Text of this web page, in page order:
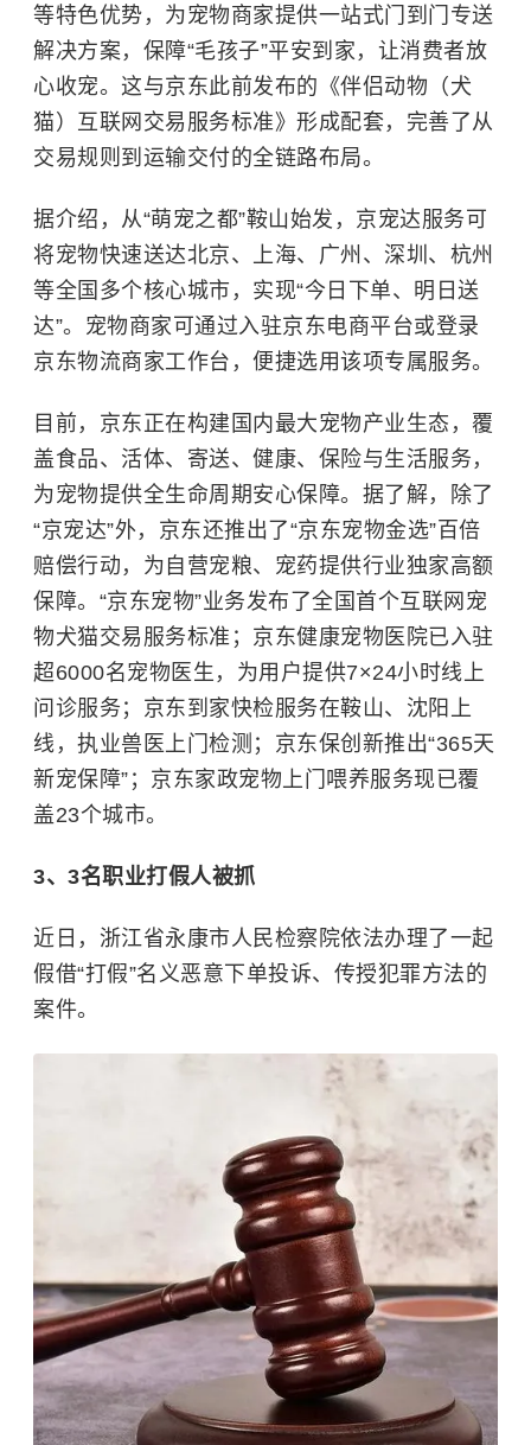
等特色优势，为宠物商家提供一站式门到门专送
解决方案，保障“毛孩子”平安到家，让消费者放
心收宠。这与京东此前发布的《伴侣动物（犬
猫）互联网交易服务标准》形成配套，完善了从
交易规则到运输交付的全链路布局。
据介绍，从“萌宠之都”鞍山始发，京宠达服务可
将宠物快速送达北京、上海、广州、深圳、杭州
等全国多个核心城市，实现“今日下单、明日送
达”。宠物商家可通过入驻京东电商平台或登录
京东物流商家工作台，便捷选用该项专属服务。
目前，京东正在构建国内最大宠物产业生态，覆
盖食品、活体、寄送、健康、保险与生活服务，
为宠物提供全生命周期安心保障。据了解，除了
“京宠达”外，京东还推出了“京东宠物金选”百倍
赔偿行动，为自营宠粮、宠药提供行业独家高额
保障。“京东宠物”业务发布了全国首个互联网宠
物犬猫交易服务标准；京东健康宠物医院已入驻
超6000名宠物医生，为用户提供7×24小时线上
问诊服务；京东到家快检服务在鞍山、沈阳上
线，执业兽医上门检测；京东保创新推出“365天
新宠保障”；京东家政宠物上门喂养服务现已覆
盖23个城市。
3、 3名职业打假人被抓
近日，浙江省永康市人民检察院依法办理了一起
假借“打假”名义恶意下单投诉、传授犯罪方法的
案件。